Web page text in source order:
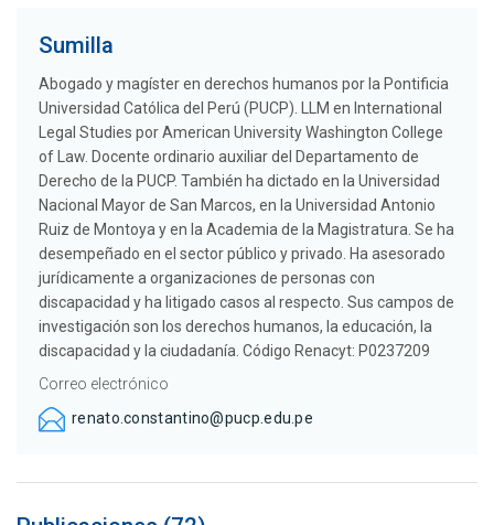
Sumilla
Abogado y magíster en derechos humanos por la Pontificia
Universidad Católica del Perú (PUCP). LLM en International
Legal Studies por American University Washington College
of Law. Docente ordinario auxiliar del Departamento de
Derecho de la PUCP. También ha dictado en la Universidad
Nacional Mayor de San Marcos, en la Universidad Antonio
Ruiz de Montoya y en la Academia de la Magistratura. Se ha
desempeñado en el sector público y privado. Ha asesorado
jurídicamente a organizaciones de personas con
discapacidad y ha litigado casos al respecto. Sus campos de
investigación son los derechos humanos, la educación, la
discapacidad y la ciudadanía. Código Renacyt: P0237209
Correo electrónico
renato.constantino@pucp.edu.pe